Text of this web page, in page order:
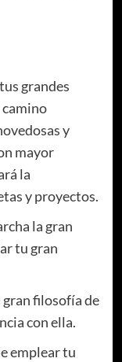
grandes
y
mayor
la
y proyectos.
la gran
tu gran
filosofía de
con ella.
emplear tu